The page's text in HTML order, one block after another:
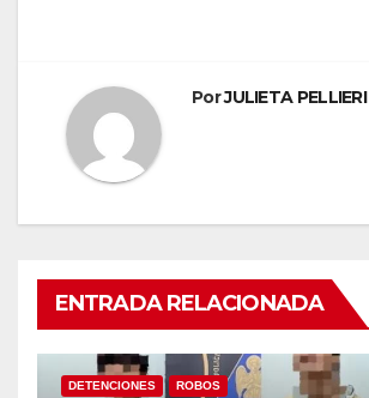
PorJULIETA PELLIERI
ENTRADA RELACIONADA
DETENCIONES ROBOS